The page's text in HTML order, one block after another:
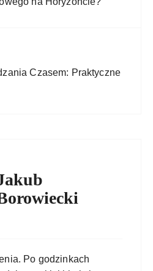
Czasem: Praktyczne
Po godzinkach